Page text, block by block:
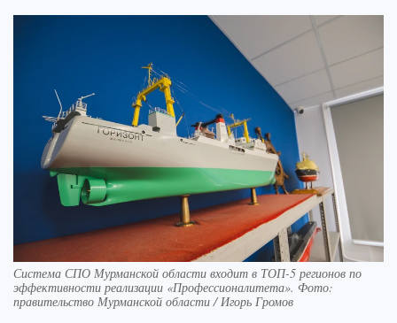
Система СПО Мурманской области входит в ТОП-5 регионов по
эффективности реализации «Профессионалитета». Фото:
правительство Мурманской области / Игорь Громов